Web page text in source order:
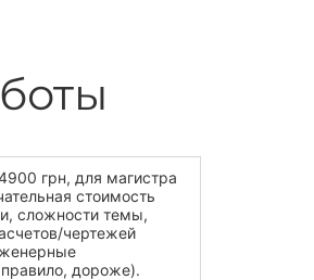
грн, для магистра
стоимость
сложности темы,
чертежей
дороже).